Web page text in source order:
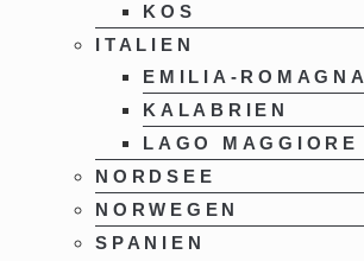
KOS
ITALIEN
EMILIA-ROMAGNA
KALABRIEN
LAGO MAGGIORE
NORDSEE
NORWEGEN
SPANIEN